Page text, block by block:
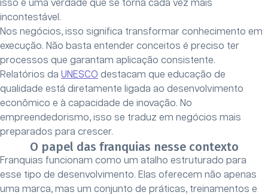
isso é uma verdade que se torna cada vez mais
incontestável.
Nos negócios, isso significa transformar conhecimento em
execução. Não basta entender conceitos é preciso ter
processos que garantam aplicação consistente.
Relatórios da UNESCO destacam que educação de
qualidade está diretamente ligada ao desenvolvimento
econômico e à capacidade de inovação. No
empreendedorismo, isso se traduz em negócios mais
preparados para crescer.
O papel das franquias nesse contexto
Franquias funcionam como um atalho estruturado para
esse tipo de desenvolvimento. Elas oferecem não apenas
uma marca, mas um conjunto de práticas, treinamentos e